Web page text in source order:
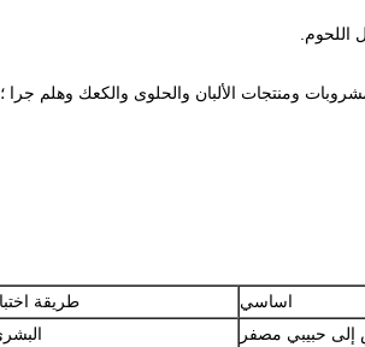
اساسي
طريقة
إلى حبيبي مصفر